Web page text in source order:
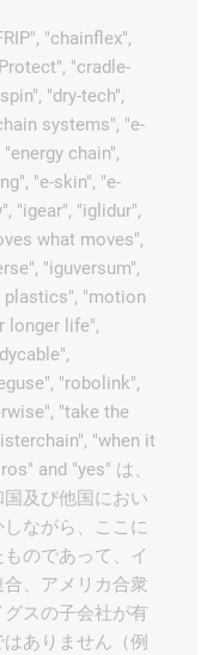
"chainflex",
"cradle-
"dry-tech",
systems", "e-
chain",
"e-skin", "e-
"igear", "iglidur",
what moves",
"iguversum",
plastics", "motion
longer life",
"robolink",
"take the
"when it
and "yes" は、
及び他国におい
ながら、ここに
のであって、イ
、アメリカ合衆
スの子会社が有
ありません（例